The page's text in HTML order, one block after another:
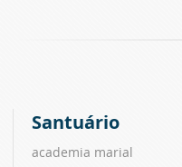
Santuário
academia marial